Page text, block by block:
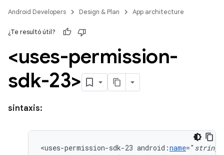
Android Developers Design & Plan App architecture
¿Te resultó útil?
<uses-permission-
sdk-23>
sintaxis:
<uses-permission-sdk-23 android:name=" string